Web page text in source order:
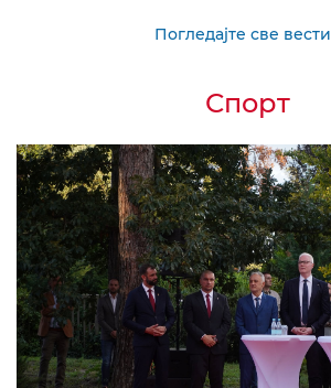
Погледајте све вести
Спорт